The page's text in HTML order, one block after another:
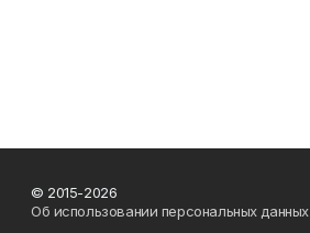
© 2015-2026
Об использовании персональных данных